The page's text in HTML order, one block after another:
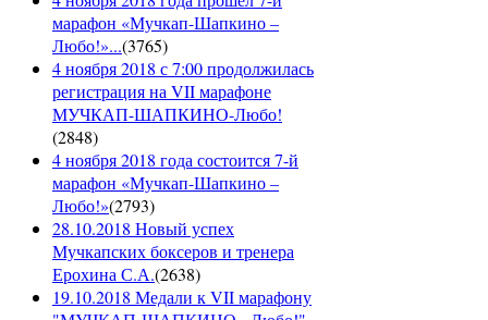
марафон «Мучкап-Шапкино –
Любо!»...(3765)
4 ноября 2018 с 7:00 продолжилась
регистрация на VII марафоне
МУЧКАП-ШАПКИНО-Любо!
(2848)
4 ноября 2018 года состоится 7-й
марафон «Мучкап-Шапкино –
Любо!»(2793)
28.10.2018 Новый успех
Мучкапских боксеров и тренера
Ерохина С.А.(2638)
19.10.2018 Медали к VII марафону